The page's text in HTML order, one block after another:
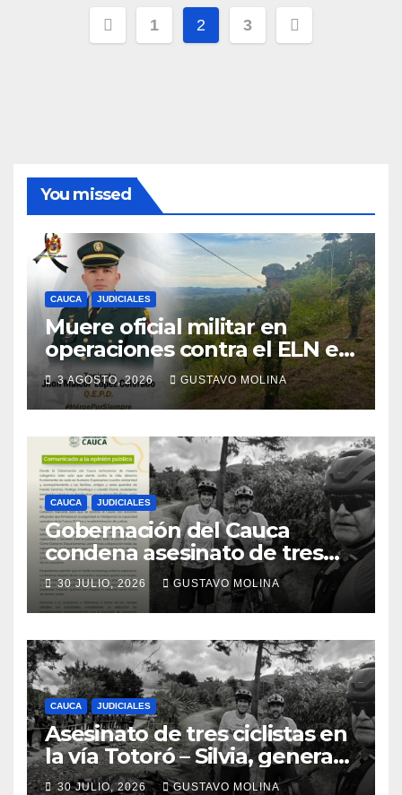
Paginación
1 2 3
You missed
CAUCA JUDICIALES
Muere oficial militar en
operaciones contra el ELN en
el sur del Cauca
3 AGOSTO, 2026 GUSTAVO MOLINA
CAUCA JUDICIALES
Gobernación del Cauca
condena asesinato de tres
ciudadanos y exige medidas
urgentes al Gobierno
Nacional
30 JULIO, 2026 GUSTAVO MOLINA
CAUCA JUDICIALES
Asesinato de tres ciclistas en
la vía Totoró – Silvia, genera
consternación en el Cauca
30 JULIO, 2026 GUSTAVO MOLINA